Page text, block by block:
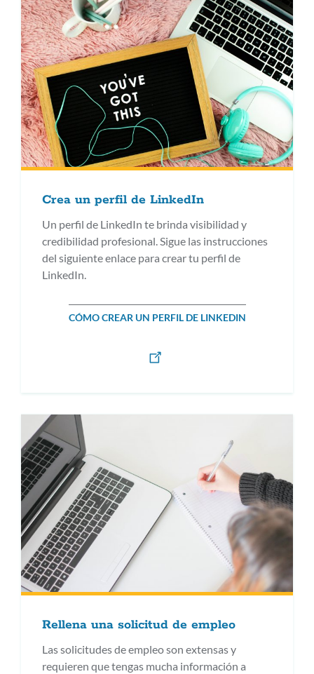
Crea un perfil de LinkedIn
Un perfil de LinkedIn te brinda visibilidad y
credibilidad profesional. Sigue las instrucciones
del siguiente enlace para crear tu perfil de
LinkedIn.
CÓMO CREAR UN PERFIL DE LINKEDIN
Rellena una solicitud de empleo
Las solicitudes de empleo son extensas y
requieren que tengas mucha información a